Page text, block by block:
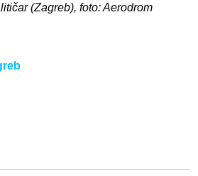
(Zagreb), foto: Aerodrom